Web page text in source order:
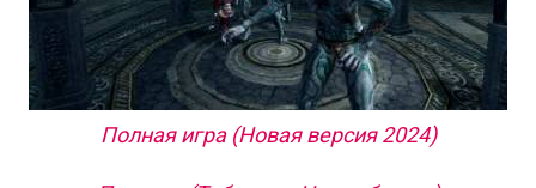
Полная игра (Новая версия 2024)